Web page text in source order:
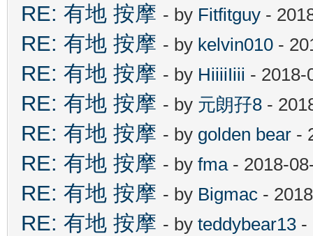
RE: 有地 按摩 - by Fitfitguy -
RE: 有地 按摩 - by kelvin010 -
RE: 有地 按摩 - by HiiiiIiii - 2018-
RE: 有地 按摩 - by 元朗孖8 -
RE: 有地 按摩 - by golden bear -
RE: 有地 按摩 - by fma- 2018-
RE: 有地 按摩 - by Bigmac -
RE: 有地 按摩 - by teddybear13 -